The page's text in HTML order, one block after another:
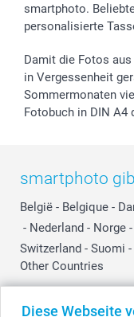
Diese Webseite
smartphoto.
personalisierte
Damit die Fotos
in Vergessenheit
Sommermonaten
Fotobuch in DIN A4
smartphoto
België - Belgique -
- Nederland - Norge -
Switzerland - Suomi -
Other Countries